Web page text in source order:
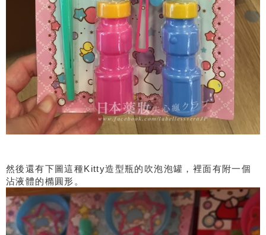
然後還有下圖這種Kitty造型瓶的吹泡泡罐，裡面有附一個
沾液體的橢圓形。